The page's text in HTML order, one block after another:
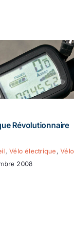
Révolutionnaire
,Vélo électrique,
2008